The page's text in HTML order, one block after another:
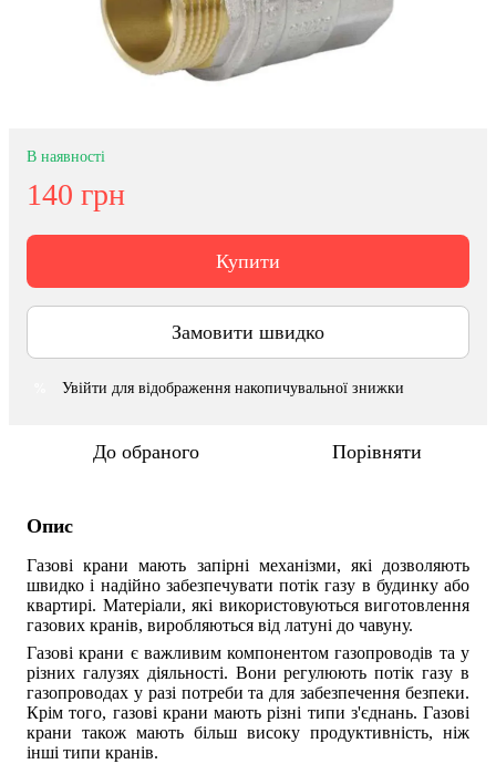
В наявності
140 грн
Купити
Замовити швидко
Увійти для відображення накопичувальної знижки
До обраного Порівняти
Опис
Газові крани мають запірні механізми, які дозволяють
швидко і надійно забезпечувати потік газу в будинку або
квартирі. Матеріали, які використовуються виготовлення
газових кранів, виробляються від латуні до чавуну.
Газові крани є важливим компонентом газопроводів та у
різних галузях діяльності. Вони регулюють потік газу в
газопроводах у разі потреби та для забезпечення безпеки.
Крім того, газові крани мають різні типи з'єднань. Газові
крани також мають більш високу продуктивність, ніж
інші типи кранів.